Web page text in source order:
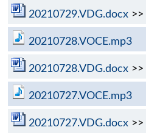
20210729.VDG.docx >>
20210728.VOCE.mp3
20210728.VDG.docx >>
20210727.VOCE.mp3
20210727.VDG.docx >>